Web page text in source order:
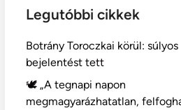
Legutóbbi cikkek
Botrány Toroczkai körül: súlyos
bejelentést tett
🕊️ „A tegnapi napon
megmagyarázhatatlan,